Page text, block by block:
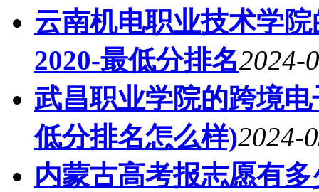
云南机电职业技术学
2020-最低分排名2024-
武昌职业学院的跨境
低分排名怎么样)2024-
内蒙古高考报志愿有